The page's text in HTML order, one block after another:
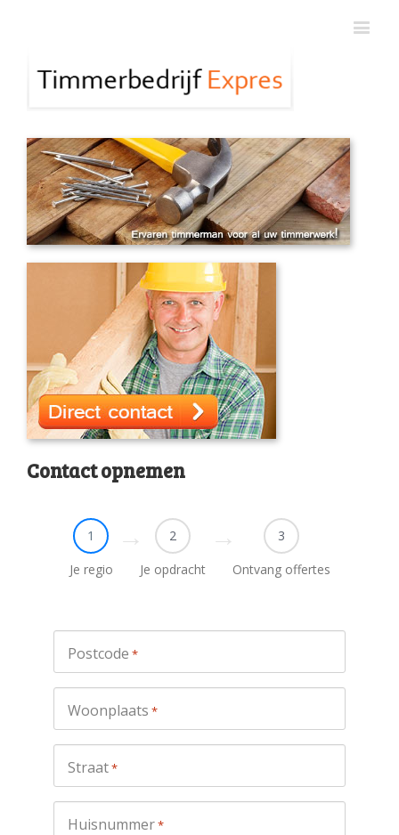
Contact opnemen
1
Je regio
2
Je opdracht
3
Ontvang offertes
Postcode *
Woonplaats *
Straat*
Huisnummer*